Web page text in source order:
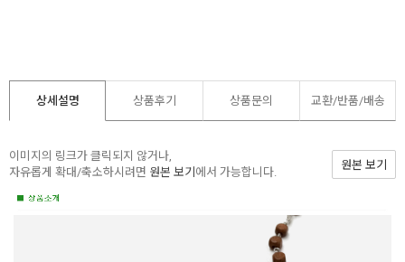
상세설명 상품후기 상품문의 교환/반품/배송
이미지의 링크가 클릭되지 않거나,
자유롭게 확대/축소하시려면 원본 보기에서 가능합니다.
원본 보기